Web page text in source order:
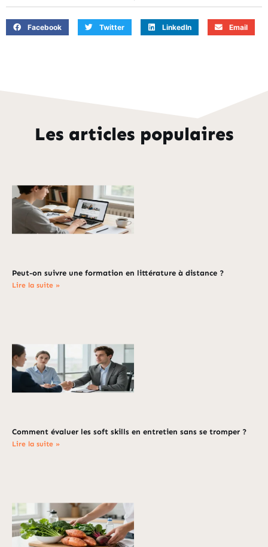
Facebook Twitter LinkedIn Email
Les articles populaires
Peut-on suivre une formation en littérature à distance ?
Lire la suite »
Comment évaluer les soft skills en entretien sans se tromper ?
Lire la suite »